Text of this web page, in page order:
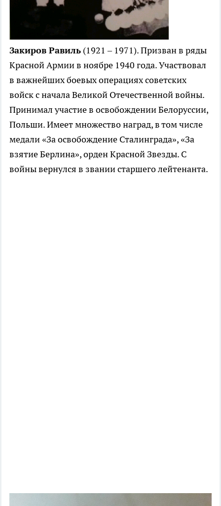
Закиров Равиль (1921 – 1971). Призван в ряды
Красной Армии в ноябре 1940 года. Участвовал
в важнейших боевых операциях советских
войск с начала Великой Отечественной войны.
Принимал участие в освобождении Белоруссии,
Польши. Имеет множество наград, в том числе
медали «За освобождение Сталинграда», «За
взятие Берлина», орден Красной Звезды. С
войны вернулся в звании старшего лейтенанта.